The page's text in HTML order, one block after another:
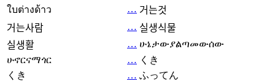
ใบต่างด้าว
… 거는것
거는사람
… 실생식물
실생활
… ሁኔታውያልጣመውሰው
ሁኖርናማጎር
… くき
くき
… ふってん